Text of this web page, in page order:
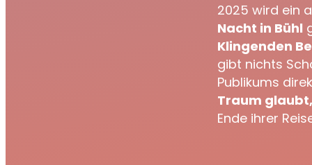
2025 wird ein
Nacht in Bühl
Klingenden
gibt nichts
Publikums
Traum
Ende ihrer